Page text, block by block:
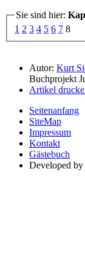
Sie sind hier:
1 2 3 4 5 6 7 8
Autor: Kurt
Buchprojekt
Artikel
Seitenanfang
SiteMap
Impressum
Kontakt
Gästebuch
Developed